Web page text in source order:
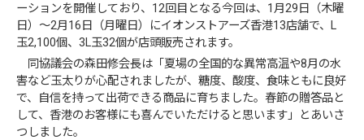
ーションを開催しており、12回目となる今回は、1月29日（木曜
日）～2月16日（月曜日）にイオンストアーズ香港13店舗で、L
玉2,100個、3L玉32個が店頭販売されます。
同協議会の森田修会長は「夏場の全国的な異常高温や8月の水
害など玉太りが心配されましたが、糖度、酸度、食味ともに良好
で、自信を持って出荷できる商品に育ちました。春節の贈答品と
して、香港のお客様にも喜んでいただけると思います」とあいさ
つしました。